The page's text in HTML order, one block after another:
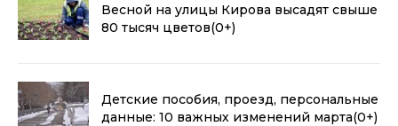
Весной на улицы Кирова высадят свыше
80 тысяч цветов(0+)
Детские пособия, проезд, персональные
данные: 10 важных изменений марта(0+)